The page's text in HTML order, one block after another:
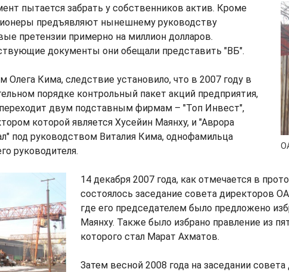
пытается забрать у собственников актив. Кроме
предъявляют нынешнему руководству
претензии примерно на миллион долларов.
документы они обещали представить "ВБ".
Олега Кима, следствие установило, что в 2007 году в
порядке контрольный пакет акций предприятия,
переходит двум подставным фирмам – "Топ Инвест",
которой является Хусейин Маянху, и "Аврора
под руководством Виталия Кима, однофамильца
руководителя.
14 декабря 2007 года, как отмечается в
состоялось заседание совета директоров
где его председателем было предложено
Маянху. Также было избрано правление из
которого стал Марат Ахматов.
Затем весной 2008 года на заседании